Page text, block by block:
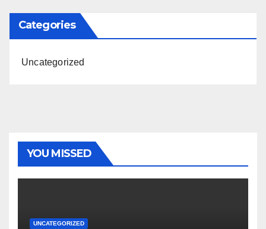
Categories
Uncategorized
YOU MISSED
UNCATEGORIZED